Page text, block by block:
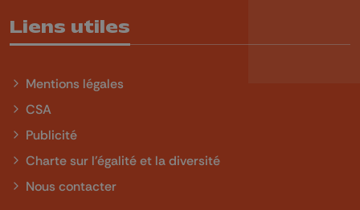
Liens utiles
Mentions légales
CSA
Publicité
Charte sur l'égalité et la diversité
Nous contacter